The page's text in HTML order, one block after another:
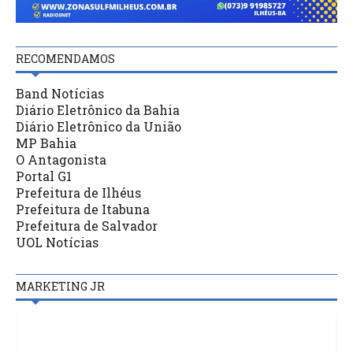
RECOMENDAMOS
Band Notícias
Diário Eletrônico da Bahia
Diário Eletrônico da União
MP Bahia
O Antagonista
Portal G1
Prefeitura de Ilhéus
Prefeitura de Itabuna
Prefeitura de Salvador
UOL Notícias
MARKETING JR